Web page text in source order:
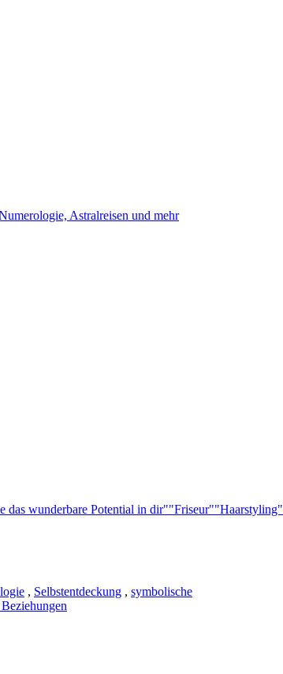
Astralreisen und mehr
das wunderbare Potential in dir""Friseur""Haarstyling"
, Selbstentdeckung , symbolische